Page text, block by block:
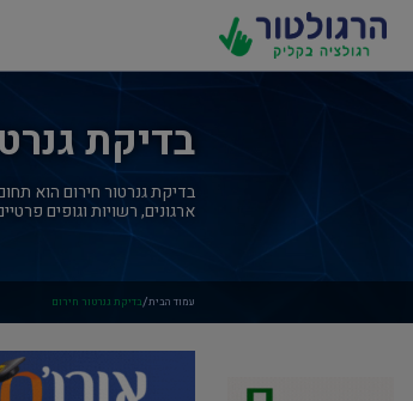
בדיקת
בדיקת גנרטור חירום הוא
ארגונים, רשויות וגופים
עמוד הבית/בדיקת גנרטור חירום